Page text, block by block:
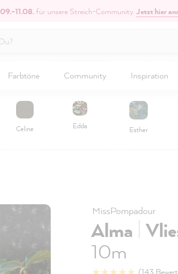
09.–11.08.für unsere Streich-Community.Jetzt hier
Farbtöne Community Inspiration
Celine Edda Esther
MissPompadour
Alma |
10m
(143